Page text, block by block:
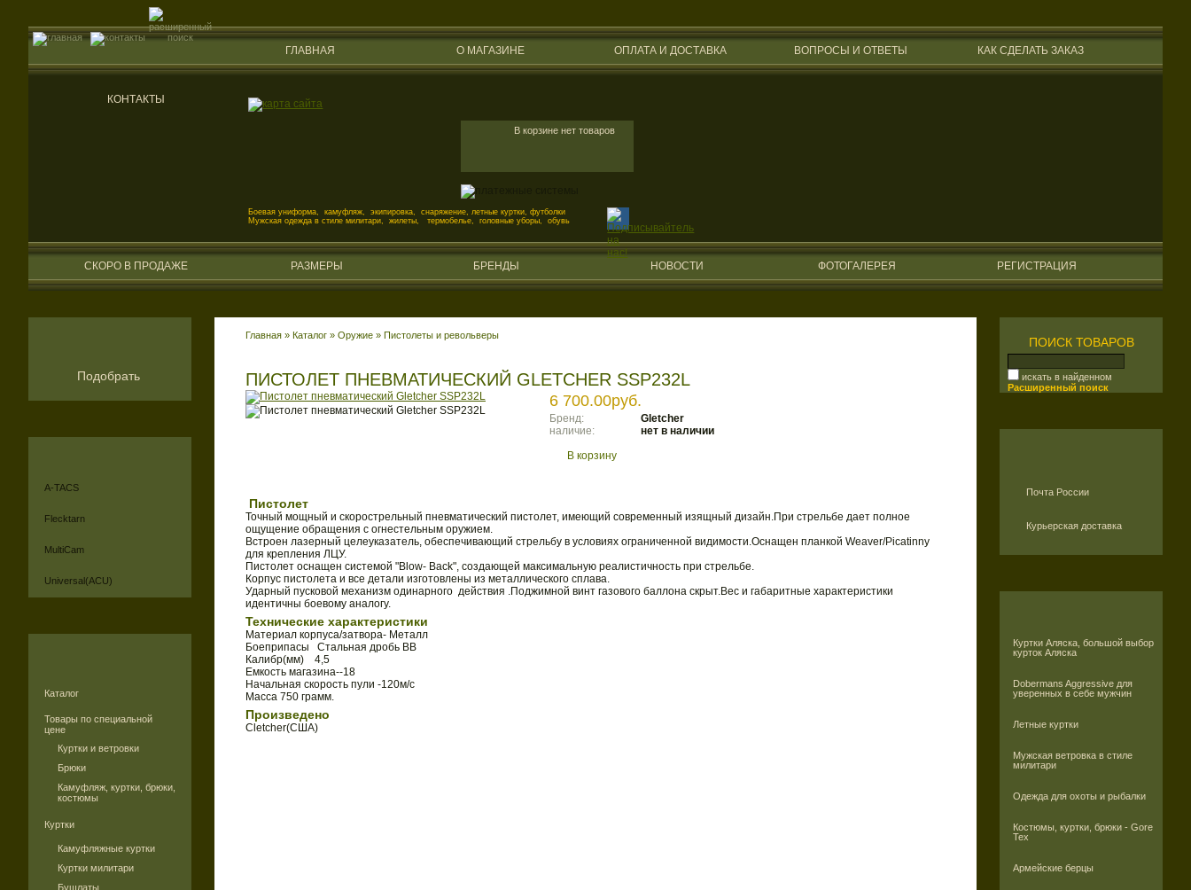
ГЛАВНАЯ О МАГАЗИНЕ ОПЛАТА И ДОСТАВКА ВОПРОСЫ И ОТВЕТЫ КАК СДЕЛАТЬ ЗАКАЗ
КОНТАКТЫ
В корзине нет товаров
Боевая униформа, камуфляж, экипировка, снаряжение, летные куртки, футболки
Мужская одежда в стиле милитари, жилеты, термобелье, головные уборы, обувь
СКОРО В ПРОДАЖЕ РАЗМЕРЫ БРЕНДЫ НОВОСТИ ФОТОГАЛЕРЕЯ РЕГИСТРАЦИЯ
Подобрать
A-TACS
Flecktarn
MultiCam
Universal(ACU)
Каталог
Товары по специальной
цене
Куртки и ветровки
Брюки
Камуфляж, куртки, брюки,
костюмы
Куртки
Камуфляжные куртки
Куртки милитари
Бушлаты
ПОИСК ТОВАРОВ
искать в найденном
Расширенный поиск
Почта России
Курьерская доставка
Куртки Аляска, большой выбор
курток Аляска
Dobermans Aggressive для
уверенных в себе мужчин
Летные куртки
Мужская ветровка в стиле
милитари
Одежда для охоты и рыбалки
Костюмы, куртки, брюки - Gore
Tex
Армейские берцы
Главная » Каталог » Оружие » Пистолеты и револьверы
ПИСТОЛЕТ ПНЕВМАТИЧЕСКИЙ GLETCHER SSP232L
6 700.00руб.
Бренд:
Gletcher
наличие:
нет в наличии
В корзину
Пистолет
Точный мощный и скорострельный пневматический пистолет, имеющий современный изящный дизайн.При стрельбе дает полное
ощущение обращения с огнестельным оружием.
Встроен лазерный целеуказатель, обеспечивающий стрельбу в условиях ограниченной видимости.Оснащен планкой Weaver/Picatinny
для крепления ЛЦУ.
Пистолет оснащен системой "Blow- Back", создающей максимальную реалистичность при стрельбе.
Корпус пистолета и все детали изготовлены из металлического сплава.
Ударный пусковой механизм одинарного действия .Поджимной винт газового баллона скрыт.Вес и габаритные характеристики
идентичны боевому аналогу.
Технические характеристики
Материал корпуса/затвора- Металл
Боеприпасы Стальная дробь ВВ
Калибр(мм) 4,5
Емкость магазина--18
Начальная скорость пули -120м/с
Масса 750 грамм.
Произведено
Cletcher(CША)